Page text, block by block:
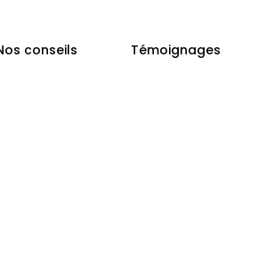
conseils Témoignages